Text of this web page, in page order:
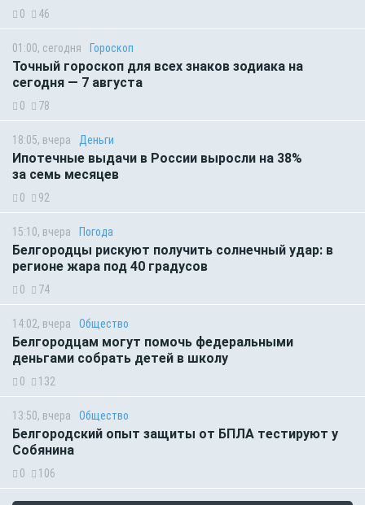
0 46
01:00, сегодня Гороскоп
Точный гороскоп для всех знаков зодиака на
сегодня — 7 августа
0 78
18:05, вчера Деньги
Ипотечные выдачи в России выросли на 38%
за семь месяцев
0 92
15:10, вчера Погода
Белгородцы рискуют получить солнечный удар: в
регионе жара под 40 градусов
0 74
14:02, вчера Общество
Белгородцам могут помочь федеральными
деньгами собрать детей в школу
0 132
13:50, вчера Общество
Белгородский опыт защиты от БПЛА тестируют у
Собянина
0 106